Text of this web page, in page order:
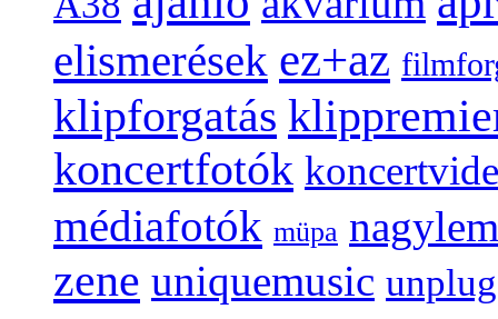
elismerések ez+az
klipforgatás
koncertfotók
médiafotók müpa
zene uniquemusic